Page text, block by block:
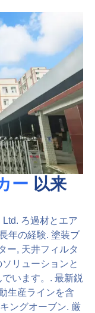
ー 以来
ろ過材とエア
年の経験. 塗装ブ
ー, 天井フィルタ
リューションと
います。. 最新鋭
生産ラインを含
ングオーブン. 厳